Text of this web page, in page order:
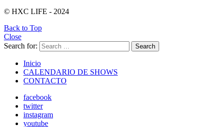
© HXC LIFE - 2024
Back to Top
Close
Search for:
Search
Inicio
CALENDARIO DE SHOWS
CONTACTO
facebook
twitter
instagram
youtube